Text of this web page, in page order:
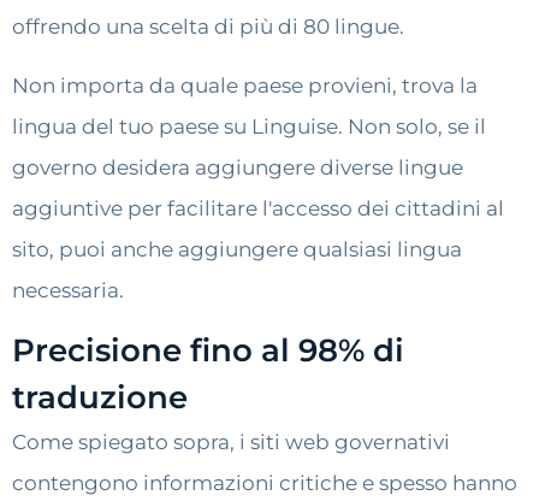
offrendo una scelta di più di 80 lingue.
Non importa da quale paese provieni, trova la
lingua del tuo paese su Linguise. Non solo, se il
governo desidera aggiungere diverse lingue
aggiuntive per facilitare l'accesso dei cittadini al
sito, puoi anche aggiungere qualsiasi lingua
necessaria.
Precisione fino al 98% di
traduzione
Come spiegato sopra, i siti web governativi
contengono informazioni critiche e spesso hanno